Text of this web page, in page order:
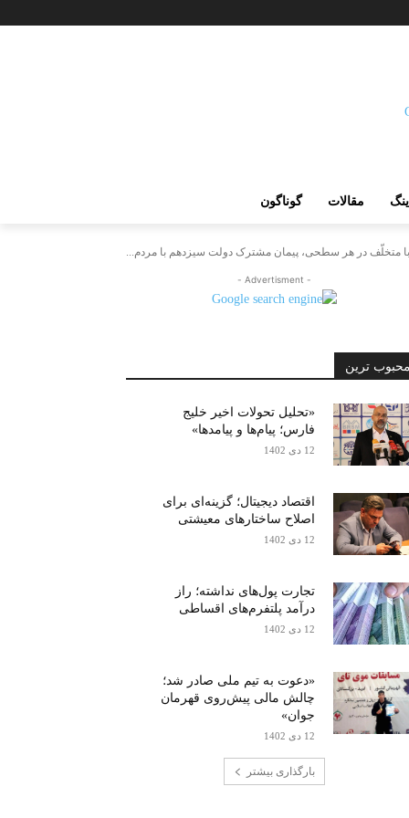
مقالات گوناگون
با متخلّف در هر سطحی، پیمان مشترک دولت سیزدهم با مردم...
- Advertisment -
محبوب ترین
«تحلیل تحولات اخیر خلیج
فارس؛ پیام‌ها و پیامدها»
12 دی 1402
اقتصاد دیجیتال؛ گزینه‌ای برای
اصلاح ساختارهای معیشتی
12 دی 1402
تجارت پول‌های نداشته؛ راز
درآمد پلتفرم‌های اقساطی
12 دی 1402
«دعوت به تیم ملی صادر شد؛
چالش مالی پیش‌روی قهرمان
جوان»
12 دی 1402
بارگذاری بیشتر